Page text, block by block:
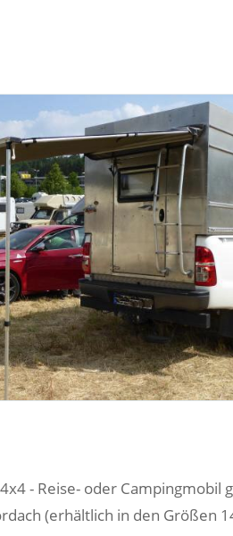
- Reise- oder Campingmobil
(erhältlich in den Größen